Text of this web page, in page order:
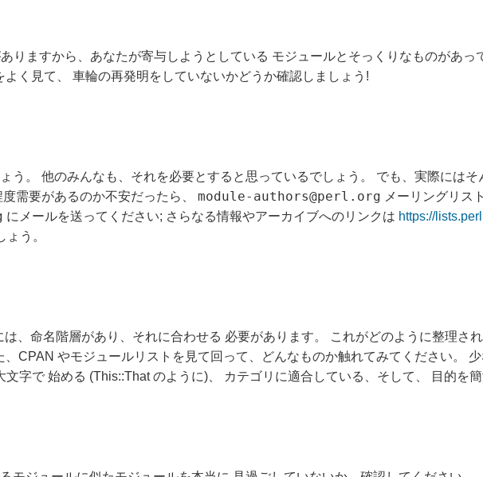
りますから、あなたが寄与しようとしている モジュールとそっくりなものがあっ
よく見て、 車輪の再発明をしていないかどうか確認しましょう!
う。 他のみんなも、それを必要とすると思っているでしょう。 でも、実際には
需要があるのか不安だったら、module-authors@perl.org メーリングリス
にメールを送ってください; さらなる情報やアーカイブへのリンクは https://
う。
、命名階層があり、それに合わせる 必要があります。 これがどのように整理され
、CPAN やモジュールリストを見て回って、どんなものか触れてみてください。
字で 始める (This::That のように)、 カテゴリに適合している、そして、 目的を簡